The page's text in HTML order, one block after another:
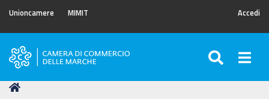
Unioncamere MIMIT Accedi
Camera
Commercio
Tu